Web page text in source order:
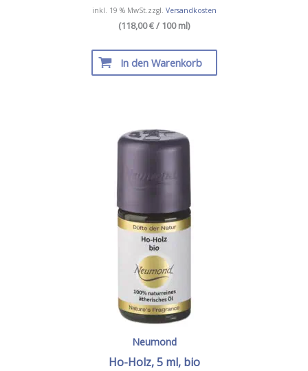
inkl. 19 % MwSt.zzgl. Versandkosten
(118,00 € / 100 ml)
In den Warenkorb
Neumond
Ho-Holz, 5 ml, bio